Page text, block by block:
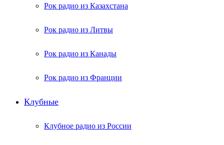
Рок радио из Казахстана
Рок радио из Литвы
Рок радио из Канады
Рок радио из Франции
Клубные
Клубное радио из России